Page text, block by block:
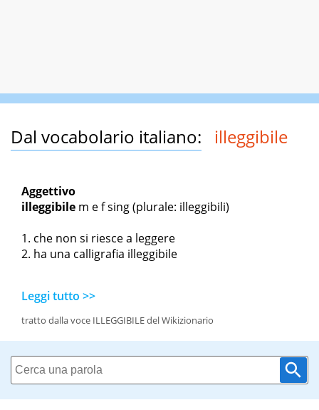
Dal vocabolario italiano: illeggibile
Aggettivo
illeggibile m ef sing(plurale: illeggibili)
che non si riesce a leggere
ha una calligrafia illeggibile
Leggi tutto >>
tratto dalla voce ILLEGGIBILE del Wikizionario